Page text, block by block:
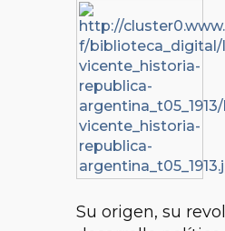
Su origen, su